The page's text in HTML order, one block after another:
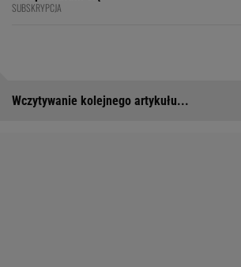
SUBSKRYPCJA
Wczytywanie kolejnego artykułu...